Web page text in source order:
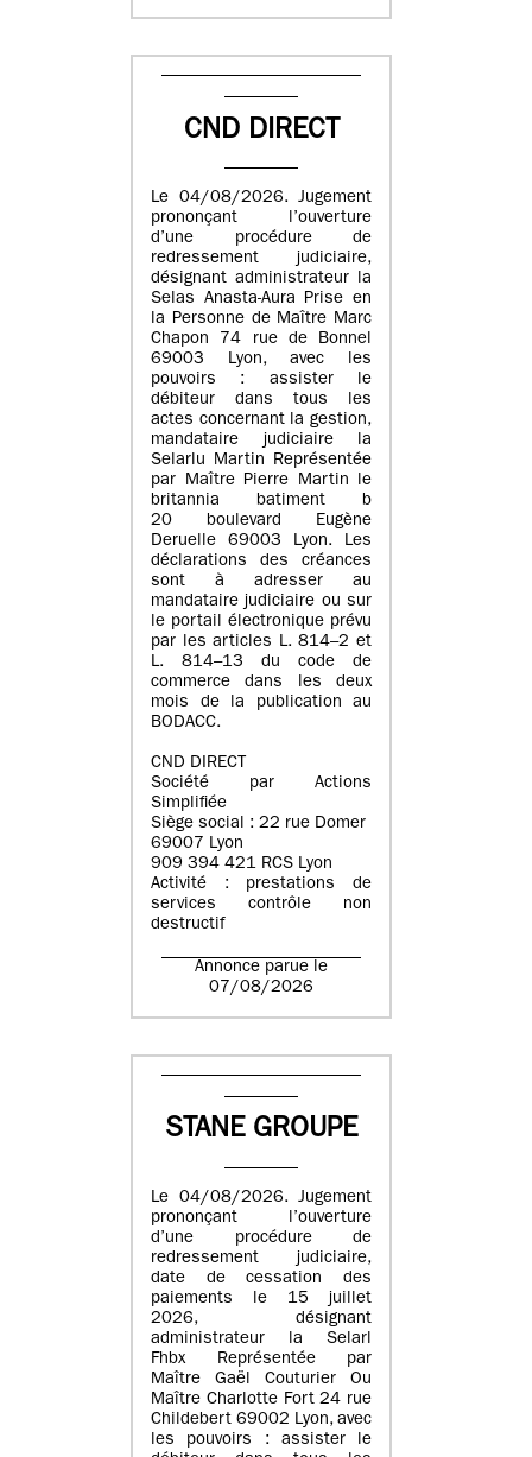
CND DIRECT
Le 04/08/2026. Jugement
prononçant l’ouverture
d’une procédure de
redressement judiciaire,
désignant administrateur la
Selas Anasta-Aura Prise en
la Personne de Maître Marc
Chapon 74 rue de Bonnel
69003 Lyon, avec les
pouvoirs : assister le
débiteur dans tous les
actes concernant la gestion,
mandataire judiciaire la
Selarlu Martin Représentée
par Maître Pierre Martin le
britannia batiment b
20 boulevard Eugène
Deruelle 69003 Lyon. Les
déclarations des créances
sont à adresser au
mandataire judiciaire ou sur
le portail électronique prévu
par les articles L. 814–2 et
L. 814–13 du code de
commerce dans les deux
mois de la publication au
BODACC.
CND DIRECT
Société par Actions
Simplifiée
Siège social : 22 rue Domer
69007 Lyon
909 394 421 RCS Lyon
Activité : prestations de
services contrôle non
destructif
Annonce parue le
07/08/2026
STANE GROUPE
Le 04/08/2026. Jugement
prononçant l’ouverture
d’une procédure de
redressement judiciaire,
date de cessation des
paiements le 15 juillet
2026, désignant
administrateur la Selarl
Fhbx Représentée par
Maître Gaël Couturier Ou
Maître Charlotte Fort 24 rue
Childebert 69002 Lyon, avec
les pouvoirs : assister le